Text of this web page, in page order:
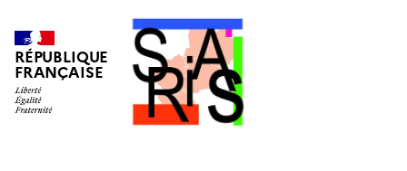
h
a
m
p
v
RÉPUBLIQUE
FRANÇAISE